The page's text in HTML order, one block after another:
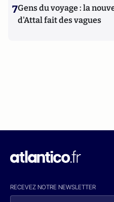
7Gens du voyage : la
d'Attal fait des vagues
RECEVEZ NOTRE NEWSLETTER